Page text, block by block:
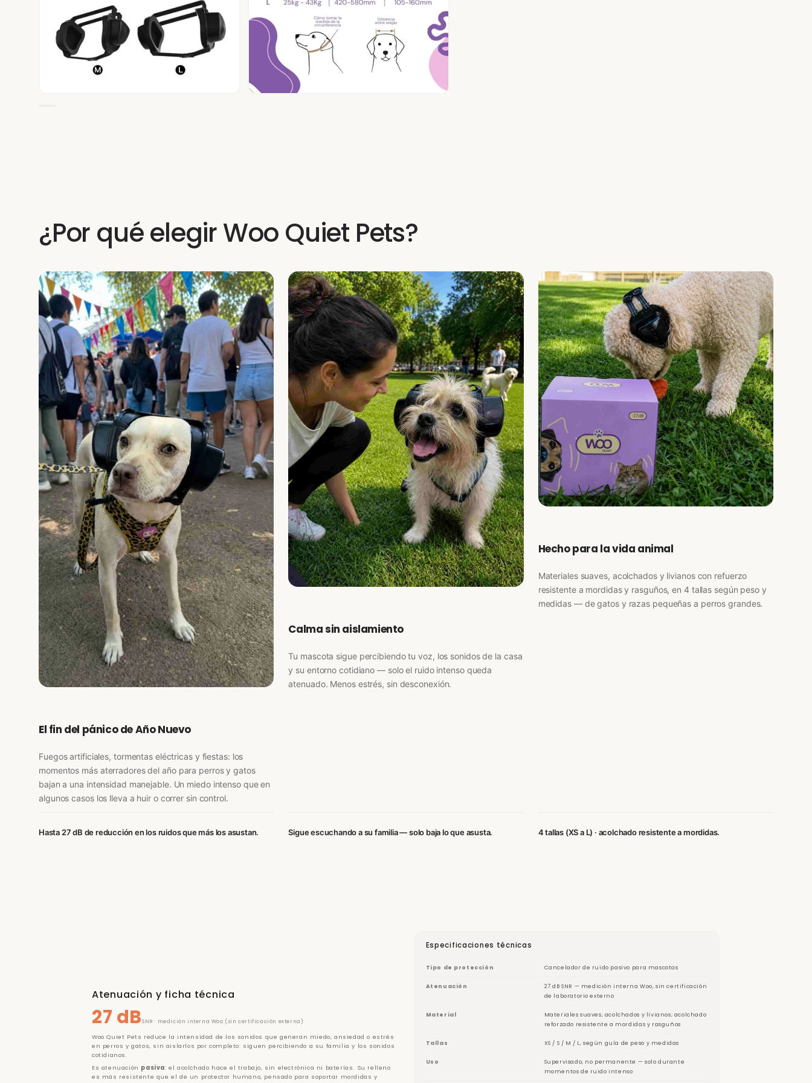
¿Por qué elegir Woo Quiet Pets?
El fin del pánico de Año Nuevo
Fuegos artificiales, tormentas eléctricas y fiestas: los
momentos más aterradores del año para perros y gatos
bajan a una intensidad manejable. Un miedo intenso que en
algunos casos los lleva a huir o correr sin control.
Hasta 27 dB de reducción en los ruidos que más los asustan.
Calma sin aislamiento
Tu mascota sigue percibiendo tu voz, los sonidos de la casa
y su entorno cotidiano — solo el ruido intenso queda
atenuado. Menos estrés, sin desconexión.
Sigue escuchando a su familia — solo baja lo que asusta.
Hecho para la vida animal
Materiales suaves, acolchados y livianos con refuerzo
resistente a mordidas y rasguños, en 4 tallas según peso y
medidas — de gatos y razas pequeñas a perros grandes.
4 tallas (XS a L) · acolchado resistente a mordidas.
Atenuación y ficha técnica
27 dBSNR · medición interna Woo (sin certificación externa)
Woo Quiet Pets reduce la intensidad de los sonidos que generan miedo, ansiedad o estrés
en perros y gatos, sin aislarlos por completo: siguen percibiendo a su familia y los sonidos
cotidianos.
Es atenuación pasiva: el acolchado hace el trabajo, sin electrónica ni baterías. Su relleno
es más resistente que el de un protector humano, pensado para soportar mordidas y
Especificaciones técnicas
Tipo de protección Cancelador de ruido pasivo para mascotas
Atenuación
27 dB SNR — medición interna Woo, sin certificación
de laboratorio externo
Material
Materiales suaves, acolchados y livianos; acolchado
reforzado resistente a mordidas y rasguños
Tallas XS / S / M / L, según guía de peso y medidas
Uso
Supervisado, no permanente — solo durante
momentos de ruido intenso